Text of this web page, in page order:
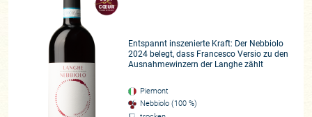
Entspannt inszenierte Kraft: Der Nebbiolo
2024 belegt, dass Francesco Versio zu den
Ausnahmewinzern der Langhe zählt
Piemont
Nebbiolo (100 %)